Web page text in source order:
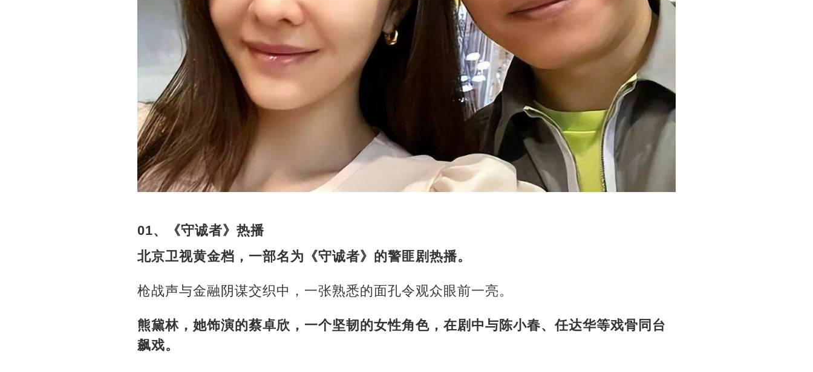
01、《守诚者》热播
北京卫视黄金档，一部名为《守诚者》的警匪剧热播。
枪战声与金融阴谋交织中，一张熟悉的面孔令观众眼前一亮。
熊黛林，她饰演的蔡卓欣，一个坚韧的女性角色，在剧中与陈小春、任达华等戏骨同台
飙戏。